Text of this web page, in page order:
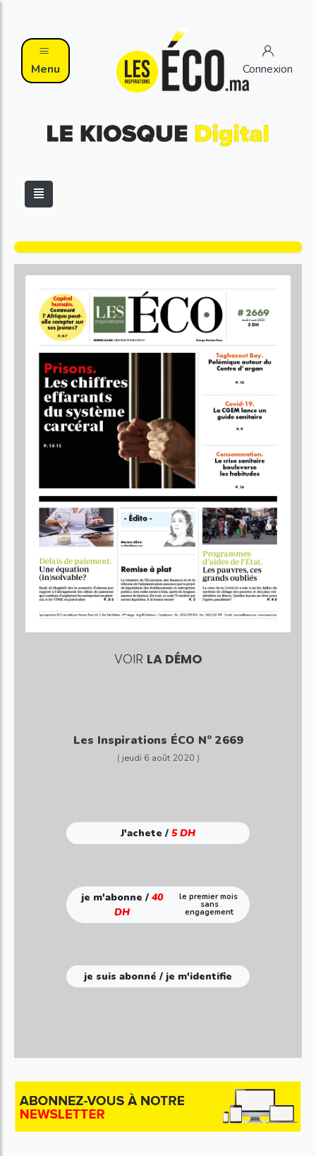
Menu Connexion
VOIR LA DÉMO
Les Inspirations ÉCO N° 2669
( jeudi 6 août 2020 )
J'achete / 5 DH
je m'abonne /40
DH
le premier mois
sans
engagement
je suis abonné / je m'identifie